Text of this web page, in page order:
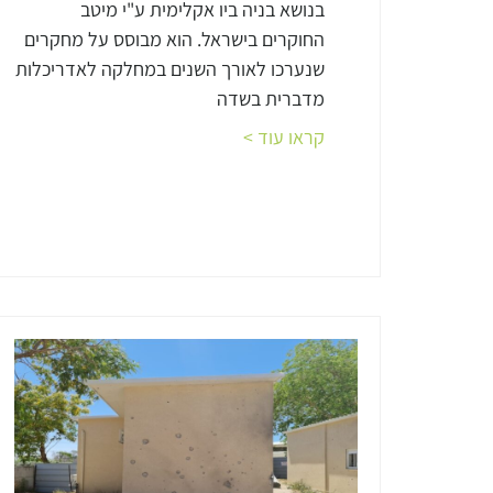
בנושא בניה ביו אקלימית ע"י מיטב
החוקרים בישראל. הוא מבוסס על מחקרים
שנערכו לאורך השנים במחלקה לאדריכלות
מדברית בשדה
קראו עוד >